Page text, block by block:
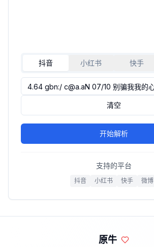
抖音 小红书 快手
清空
开始解析
支持的平台
抖音 小红书 快手 微博
原牛